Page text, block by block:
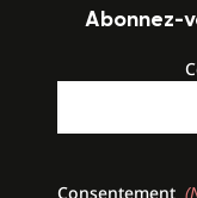
Abonnez-
Consentement